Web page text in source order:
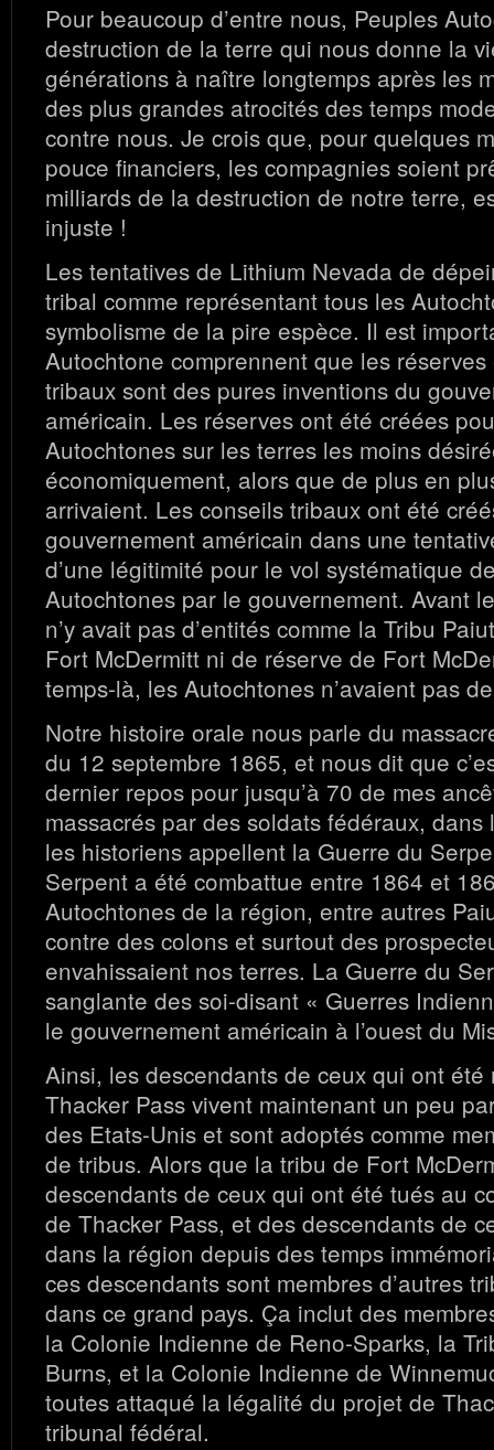
Pour beaucoup d’entre nous, Peuples
destruction de la terre qui nous donne la
générations à naître longtemps après les
des plus grandes atrocités des temps
contre nous. Je crois que, pour quelques
pouce financiers, les compagnies soient
milliards de la destruction de notre terre,
injuste !
Les tentatives de Lithium Nevada de
tribal comme représentant tous les
symbolisme de la pire espèce. Il est
Autochtone comprennent que les
tribaux sont des pures inventions du
américain. Les réserves ont été créées
Autochtones sur les terres les moins
économiquement, alors que de plus en
arrivaient. Les conseils tribaux ont été
gouvernement américain dans une
d’une légitimité pour le vol systématique
Autochtones par le gouvernement. Avant
n’y avait pas d’entités comme la Tribu
Fort McDermitt ni de réserve de Fort
temps-là, les Autochtones n’avaient pas
Notre histoire orale nous parle du
du 12 septembre 1865, et nous dit que
dernier repos pour jusqu’à 70 de mes
massacrés par des soldats fédéraux,
les historiens appellent la Guerre du
Serpent a été combattue entre 1864 et
Autochtones de la région, entre autres
contre des colons et surtout des
envahissaient nos terres. La Guerre du
sanglante des soi-disant « Guerres
le gouvernement américain à l’ouest du
Ainsi, les descendants de ceux qui ont été
Thacker Pass vivent maintenant un peu
des Etats-Unis et sont adoptés comme
de tribus. Alors que la tribu de Fort
descendants de ceux qui ont été tués au
de Thacker Pass, et des descendants de
dans la région depuis des temps
ces descendants sont membres d’autres
dans ce grand pays. Ça inclut des
la Colonie Indienne de Reno-Sparks, la
Burns, et la Colonie Indienne de
toutes attaqué la légalité du projet de
tribunal fédéral.